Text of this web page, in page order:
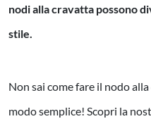
nodi alla cravatta possono
stile.
Non sai come fare il nodo
modo semplice! Scopri la